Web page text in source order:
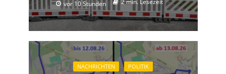
vor 10 Stunden 2 min. Lesezeit
NACHRICHTEN POLITIK